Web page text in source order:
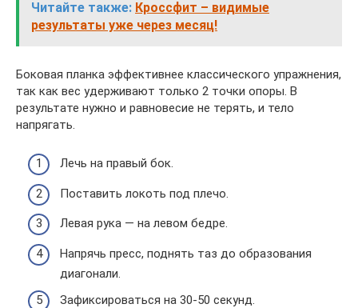
Читайте также: Кроссфит – видимые
результаты уже через месяц!
Боковая планка эффективнее классического упражнения,
так как вес удерживают только 2 точки опоры. В
результате нужно и равновесие не терять, и тело
напрягать.
Лечь на правый бок.
Поставить локоть под плечо.
Левая рука — на левом бедре.
Напрячь пресс, поднять таз до образования
диагонали.
Зафиксироваться на 30-50 секунд.